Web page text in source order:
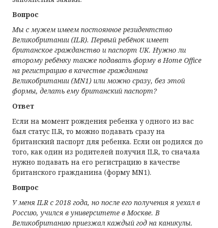
Вопрос
Мы с мужем имеем постоянное резидентство
Великобритании (ILR). Первый ребёнок имеет
британское гражданство и паспорт UK. Нужно ли
второму ребёнку также подавать форму в Home Office
на регистрацию в качестве гражданина
Великобритании (MN1) или можно сразу, без этой
формы, делать ему британский паспорт?
Ответ
Если на момент рождения ребенка у одного из вас
был статус ILR, то можно подавать сразу на
британский паспорт для ребенка. Если он родился до
того, как один из родителей получил ILR, то сначала
нужно подавать на его регистрацию в качестве
британского гражданина (форму MN1).
Вопрос
У меня ILR с 2018 года, но после его получения я уехал в
Россию, учился в университете в Москве. В
Великобританию приезжал каждый год на каникулы.